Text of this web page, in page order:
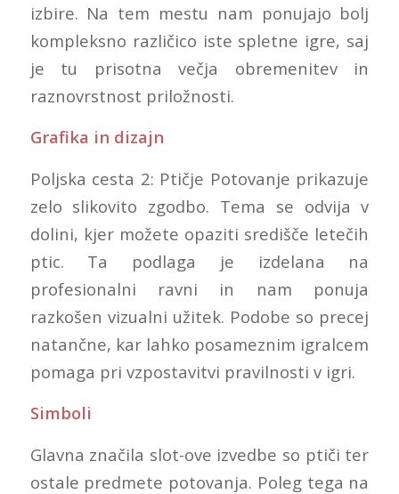
izbire. Na tem mestu nam ponujajo bolj
kompleksno različico iste spletne igre, saj
je tu prisotna večja obremenitev in
raznovrstnost priložnosti.
Grafika in dizajn
Poljska cesta 2: Ptičje Potovanje prikazuje
zelo slikovito zgodbo. Tema se odvija v
dolini, kjer možete opaziti središče letečih
ptic. Ta podlaga je izdelana na
profesionalni ravni in nam ponuja
razkošen vizualni užitek. Podobe so precej
natančne, kar lahko posameznim igralcem
pomaga pri vzpostavitvi pravilnosti v igri.
Simboli
Glavna značila slot-ove izvedbe so ptiči ter
ostale predmete potovanja. Poleg tega na